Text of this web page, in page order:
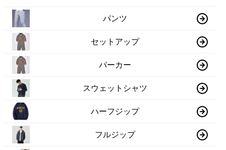
パンツ
セットアップ
パーカー
スウェットシャツ
ハーフジップ
フルジップ